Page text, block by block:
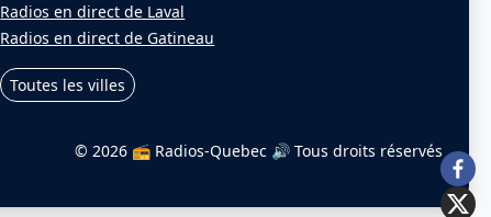
Radios en direct de Laval
Radios en direct de Gatineau
Toutes les villes
© 2026 📻 Radios-Quebec 🔊 Tous droits réservés